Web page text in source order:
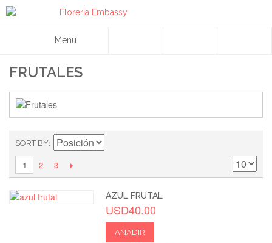
Menu
FRUTALES
SORT BY
1 2 3
AZUL FRUTAL
USD40.00
AÑADIR